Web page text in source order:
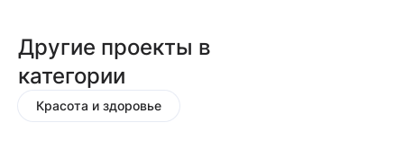
Другие проекты в
категории
Красота и здоровье